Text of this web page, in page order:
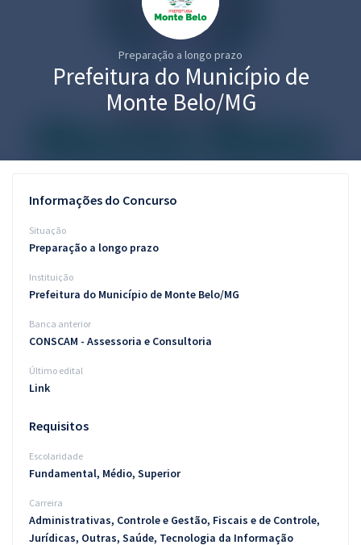
Conteúdo gratuito
Blog
Preparação a longo prazo
Prefeitura do Município de
Monte Belo/MG
Informações do Concurso
Situação
Preparação a longo prazo
Instituição
Prefeitura do Município de Monte Belo/MG
Banca anterior
CONSCAM - Assessoria e Consultoria
Último edital
Link
Requisitos
Escolaridade
Fundamental, Médio, Superior
Carreira
Administrativas, Controle e Gestão, Fiscais e de Controle,
Jurídicas, Outras, Saúde, Tecnologia da Informação